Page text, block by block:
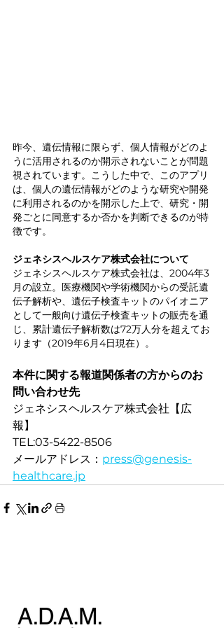
昨今、遺伝情報に限らず、個人情報がどのよ
うに活用されるのか開示されないことが問題
視されています。こうした中で、このアプリ
は、個人の遺伝情報がどのような研究や開発
に利用されるのかを開示した上で、研究・開
発ごとに同意するか否かを判断できるのが特
徴です。
ジェネシスヘルスケア株式会社について
ジェネシスヘルスケア株式会社は、2004年3
月の設立。医療機関や学術機関からの受託遺
伝子解析や、遺伝子検査キットのパイオニア
として一般向け遺伝子検査キットの販売を通
じ、累計遺伝子解析数は72万人分を超えてお
ります（2019年6月4日現在）。
本件に関する報道関係者の方からのお
問い合わせ先
ジェネシスヘルスケア株式会社【広
報】
TEL:03-5422-8506
メールアドレス： press@genesis-
healthcare.jp